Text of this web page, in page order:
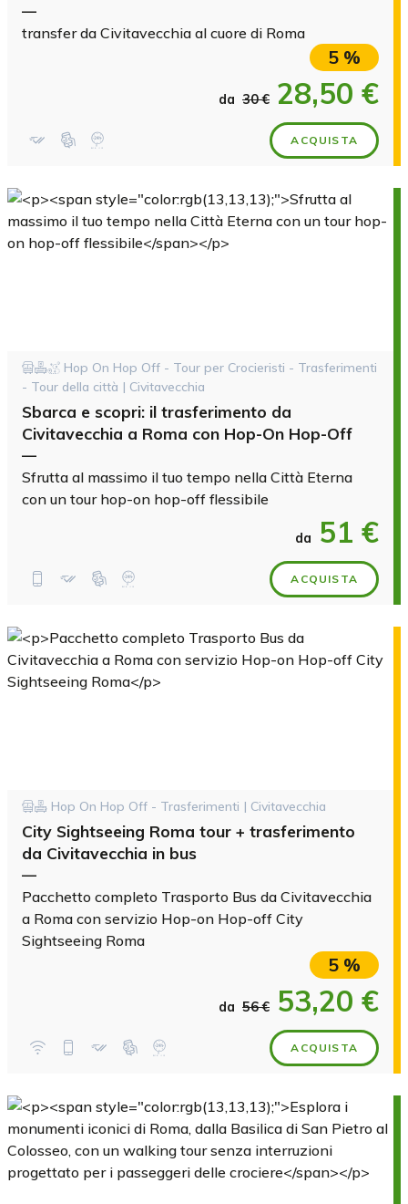
—
transfer da Civitavecchia al cuore di Roma
5 %
da 30 € 28,50 €
ACQUISTA
Hop On Hop Off - Tour per Crocieristi - Trasferimenti
- Tour della città | Civitavecchia
Sbarca e scopri: il trasferimento da
Civitavecchia a Roma con Hop-On Hop-Off
—
Sfrutta al massimo il tuo tempo nella Città Eterna
con un tour hop-on hop-off flessibile
da 51 €
ACQUISTA
Hop On Hop Off - Trasferimenti | Civitavecchia
City Sightseeing Roma tour + trasferimento
da Civitavecchia in bus
—
Pacchetto completo Trasporto Bus da Civitavecchia
a Roma con servizio Hop-on Hop-off City
Sightseeing Roma
5 %
da 56 € 53,20 €
ACQUISTA